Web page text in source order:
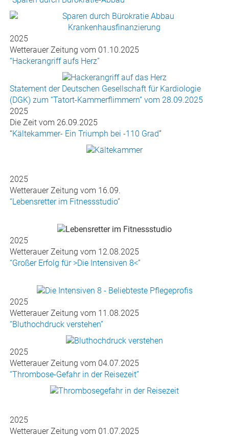
2025
Wetterauer Zeitung vom 01.10.2025
“Hackerangriff aufs Herz”
Statement der Deutschen Gesellschaft für Kardiologie
(DGK) zum “Tatort-Kammerflimmern” vom 28.09.2025
2025
Die Zeit vom 26.09.2025
“Kältekammer- Ein Triumph bei -110 Grad”
2025
Wetterauer Zeitung vom 16.09.
“Lebensretter im Fitnessstudio”
2025
Wetterauer Zeitung vom 12.08.2025
“Großer Erfolg für >Die Intensiven 8<”
2025
Wetterauer Zeitung vom 11.08.2025
“Bluthochdruck verstehen”
2025
Wetterauer Zeitung vom 04.07.2025
“Thrombose-Gefahr in der Reisezeit”
2025
Wetterauer Zeitung vom 01.07.2025